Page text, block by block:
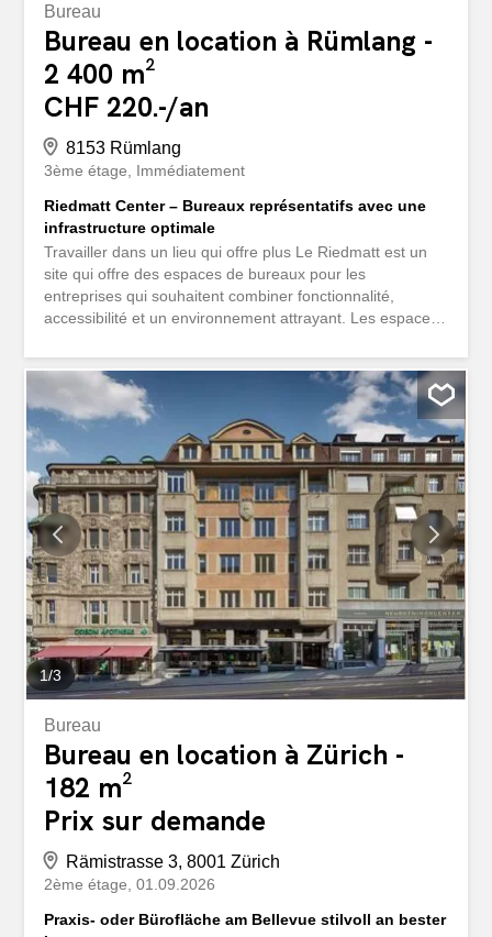
Bureau
Bureau en location à Rümlang -
2 400 m²
CHF 220.-/an
8153 Rümlang
3ème étage
Immédiatement
Riedmatt Center – Bureaux représentatifs avec une
infrastructure optimale
Travailler dans un lieu qui offre plus Le Riedmatt est un
site qui offre des espaces de bureaux pour les
entreprises qui souhaitent combiner fonctionnalité,
accessibilité et un environnement attrayant. Les espaces
d’équipe ouvert à l’agencement structuré en fonction de
vos besoins opérationnels. Un site qui ne se contente pas
de proposer des postes de travail, mais qui soutient
activement le quotidien de vos collaborateurs. Des
espaces efficaces, prêts à l’emploi Les espaces de
bureaux sont aménagés et offrent une base technique
solide pour une prise d’occupation immédiate. Ils sont
complétés par des locaux annexes pratiques qui
permettent un quotidien de travail sans heurts. En savoir
plus sur l’aménagement: Salles de réunion flexibles (open
space ou agencement modulaire) Plancher creux,
revêtement de sol et éclairage de base Salles de
réception, archives et entrepôts Salles de séjour et
cuisines à...
1/3
Bureau
Bureau en location à Zürich -
182 m²
Prix sur demande
Rämistrasse 3, 8001 Zürich
2ème étage 01.09.2026
Praxis- oder Bürofläche am Bellevue stilvoll an bester